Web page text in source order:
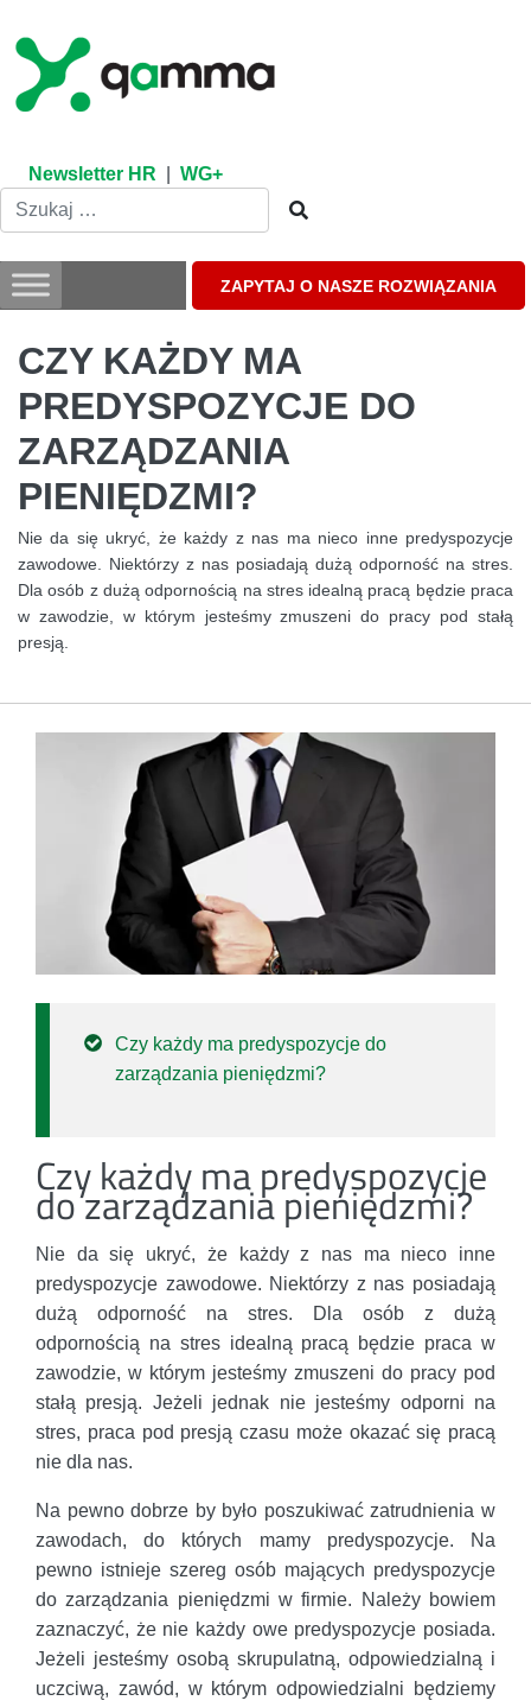
content
Newsletter HR WG+
ZAPYTAJ O NASZE ROZWIĄZANIA
CZY KAŻDY MA
PREDYSPOZYCJE DO
ZARZĄDZANIA
PIENIĘDZMI?
Nie da się ukryć, że każdy z nas ma nieco inne predyspozycje
zawodowe. Niektórzy z nas posiadają dużą odporność na stres.
Dla osób z dużą odpornością na stres idealną pracą będzie praca
w zawodzie, w którym jesteśmy zmuszeni do pracy pod stałą
presją.
Czy każdy ma predyspozycje do
zarządzania pieniędzmi?
Czy każdy ma predyspozycje
do zarządzania pieniędzmi?
Nie da się ukryć, że każdy z nas ma nieco inne
predyspozycje zawodowe. Niektórzy z nas posiadają
dużą odporność na stres. Dla osób z dużą
odpornością na stres idealną pracą będzie praca w
zawodzie, w którym jesteśmy zmuszeni do pracy pod
stałą presją. Jeżeli jednak nie jesteśmy odporni na
stres, praca pod presją czasu może okazać się pracą
nie dla nas.
Na pewno dobrze by było poszukiwać zatrudnienia w
zawodach, do których mamy predyspozycje. Na
pewno istnieje szereg osób mających predyspozycje
do zarządzania pieniędzmi w firmie. Należy bowiem
zaznaczyć, że nie każdy owe predyspozycje posiada.
Jeżeli jesteśmy osobą skrupulatną, odpowiedzialną i
uczciwą, zawód, w którym odpowiedzialni będziemy